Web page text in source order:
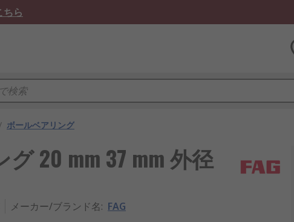
ちら
ボールベアリング
20 mm 37 mm 外径
メーカー/ブランド名: FAG